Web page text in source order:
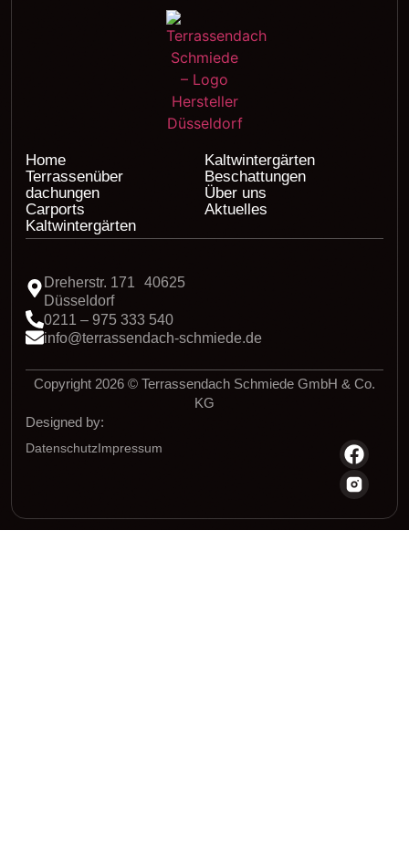
Home
Terrassenüber
dachungen
Carports
Kaltwintergärten
Kaltwintergärten
Beschattungen
Über uns
Aktuelles
Dreherstr. 171 40625
Düsseldorf
0211 – 975 333 540
info@terrassendach-schmiede.de
Copyright 2026 © Terrassendach Schmiede GmbH & Co.
KG
Designed by:
DatenschutzImpressum